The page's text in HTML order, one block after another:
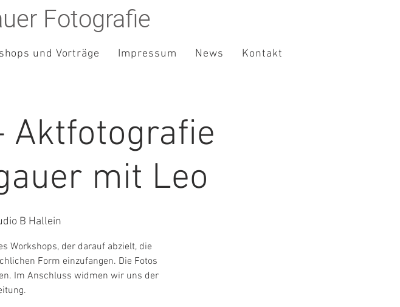
Fotografie
und Vorträge Impressum News Kontakt
Aktfotografie
mit Leo
B Hallein
Workshops, der darauf abzielt, die
Form einzufangen. Die Fotos
Im Anschluss widmen wir uns der